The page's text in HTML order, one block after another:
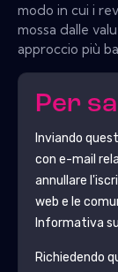
modo in cui i
mossa dalle
approccio più
Per
Inviando
con e-mail
annullare
web e le
Informativa
Richiedendo